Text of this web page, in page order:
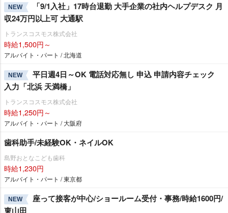
NEW
「9/1入社」17時台退勤 大手企業の社内ヘルプデスク 月
収24万円以上可 大通駅
トランスコスモス株式会社
時給1,500円～
アルバイト・パート / 北海道
NEW
平日週4日～OK 電話対応無し 申込 申請内容チェック
入力「北浜 天満橋」
トランスコスモス株式会社
時給1,250円～
アルバイト・パート / 大阪府
歯科助手/未経験OK・ネイルOK
島野おとなこども歯科
時給1,230円
アルバイト・パート / 東京都
NEW
座って接客が中心/ショールーム受付・事務/時給1600円/
東山田